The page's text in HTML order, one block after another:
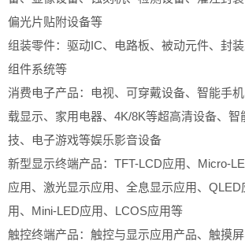
偏光片贴附设备等
组装零件：驱动IC、电路板、被动元件、封装
组件系统等
消费电子产品：电视、可穿戴设备、智能手
载显示、家用电器、4K/8K等超高清设备、智
技、电子游戏等娱乐影音设备
新型显示终端产品：TFT-LCD应用、Micro-
应用、激光显示应用、全息显示应用、QLED
用、Mini-LED应用、LCOS应用等
触控终端产品：触控与显示应用产品、触摸屏